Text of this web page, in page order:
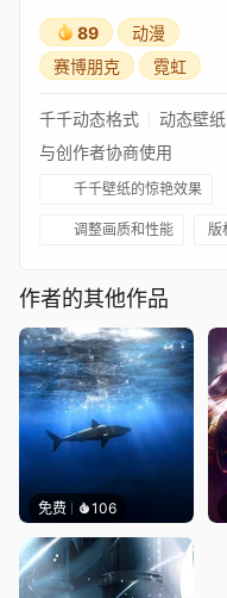
89
动漫
赛博朋克
霓虹
千千动态格式 动态壁纸
与创作者协商使用
千千壁纸的惊艳效果
调整画质和性能 版
作者的其他作品
免费 106